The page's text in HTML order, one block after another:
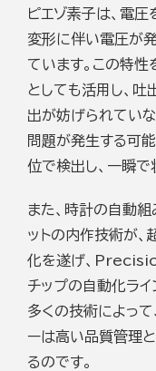
ピエゾ素子は、電
変形に伴い電圧が
ています。この特
としても活用し、
出が妨げられてい
問題が発生する可
位で検出し、一瞬で
また、時計の自動
ットの内作技術が、
化を遂げ、
チップの自動化ラ
多くの技術によっ
ーは高い品質管理
るのです。